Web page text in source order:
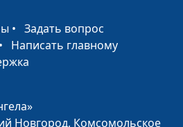
Евгений Зайцев,
к.филос.н., доктор
богословия
к.филос.н., доктор
• Задать вопрос
• Написать главному
Новгород, Комсомольское